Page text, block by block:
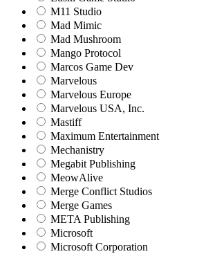
M11 Studio
Mad Mimic
Mad Mushroom
Mango Protocol
Marcos Game Dev
Marvelous
Marvelous Europe
Marvelous USA, Inc.
Mastiff
Maximum Entertainment
Mechanistry
Megabit Publishing
MeowAlive
Merge Conflict Studios
Merge Games
META Publishing
Microsoft
Microsoft Corporation‬